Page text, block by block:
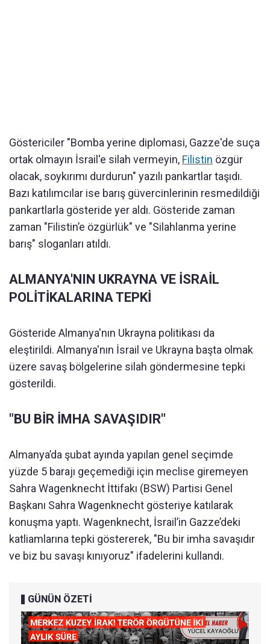
Göstericiler "Bomba yerine diplomasi, Gazze'de suça
ortak olmayın İsrail'e silah vermeyin, Filistin özgür
olacak, soykırımı durdurun" yazılı pankartlar taşıdı.
Bazı katılımcılar ise barış güvercinlerinin resmedildiği
pankartlarla gösteride yer aldı. Gösteride zaman
zaman "Filistin’e özgürlük" ve "Silahlanma yerine
barış" sloganları atıldı.
ALMANYA'NIN UKRAYNA VE İSRAİL
POLİTİKALARINA TEPKİ
Gösteride Almanya'nın Ukrayna politikası da
eleştirildi. Almanya'nın İsrail ve Ukrayna başta olmak
üzere savaş bölgelerine silah göndermesine tepki
gösterildi.
"BU BİR İMHA SAVAŞIDIR"
Almanya’da şubat ayında yapılan genel seçimde
yüzde 5 barajı geçemediği için meclise giremeyen
Sahra Wagenknecht İttifakı (BSW) Partisi Genel
Başkanı Sahra Wagenknecht gösteriye katılarak
konuşma yaptı. Wagenknecht, İsrail’in Gazze’deki
katliamlarına tepki göstererek, "Bu bir imha savaşıdır
ve biz bu savaşı kınıyoruz" ifadelerini kullandı.
GÜNÜN ÖZETİ